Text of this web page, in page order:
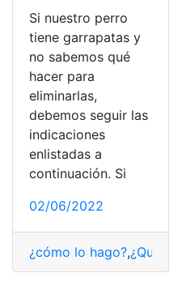
Si nuestro perro
tiene garrapatas y
no sabemos qué
hacer para
eliminarlas,
debemos seguir las
indicaciones
enlistadas a
continuación. Si
02/06/2022
¿cómo lo hago?,¿Qué es?